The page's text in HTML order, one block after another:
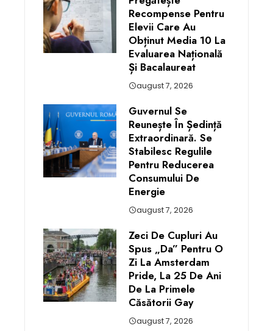
Recompense Pentru
Elevii Care Au
Obținut Media 10 La
Evaluarea Națională
Și Bacalaureat
august 7, 2026
Guvernul Se
Reunește În Ședință
Extraordinară. Se
Stabilesc Regulile
Pentru Reducerea
Consumului De
Energie
august 7, 2026
Zeci De Cupluri Au
Spus „da” Pentru O
Zi La Amsterdam
Pride, La 25 De Ani
De La Primele
Căsătorii Gay
august 7, 2026